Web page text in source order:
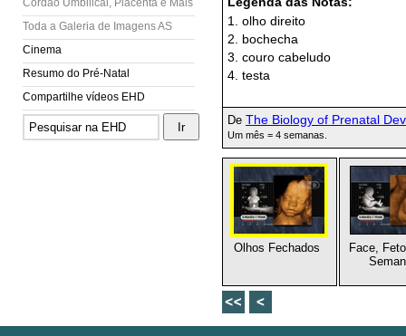
Cordão Umbilical, Placenta e Mais AS
Toda a Galeria de Imagens AS
Cinema
Resumo do Pré-Natal
Compartilhe vídeos EHD
1. olho direito
2. bochecha
3. couro cabeludo
4. testa
De The Biology of Prenatal
Um mês = 4 semanas.
Olhos Fechados
Face,